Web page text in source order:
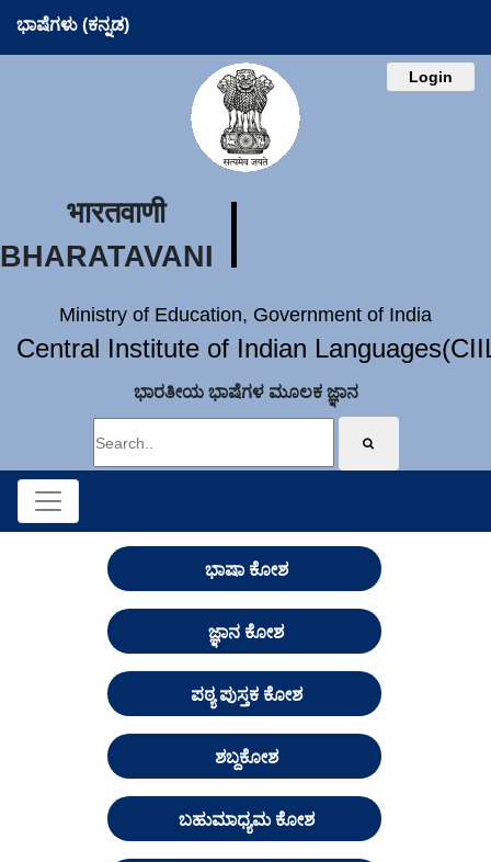
ಭಾಷೆಗಳು (ಕನ್ನಡ)
Login
भारतवाणी
BHARATAVANI
Ministry of Education, Government of India
Central Institute of Indian
ಭಾರತೀಯ ಭಾಷೆಗಳ ಮೂಲಕ ಜ್ಞಾನ
ಭಾಷಾ ಕೋಶ
ಜ್ಞಾನ ಕೋಶ
ಪಠ್ಯ ಪುಸ್ತಕ ಕೋಶ
ಶಬ್ದಕೋಶ
ಬಹುಮಾಧ್ಯಮ ಕೋಶ